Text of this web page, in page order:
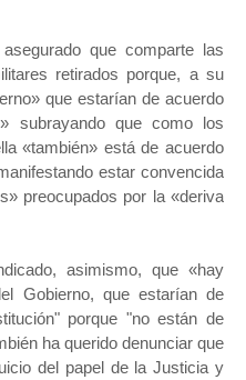
que comparte las
retirados porque, a su
que estarían de acuerdo
subrayando que como los
«también» está de acuerdo
estar convencida
preocupados por la «deriva
asimismo, que «hay
Gobierno, que estarían de
porque "no están de
ha querido denunciar que
del papel de la Justicia y